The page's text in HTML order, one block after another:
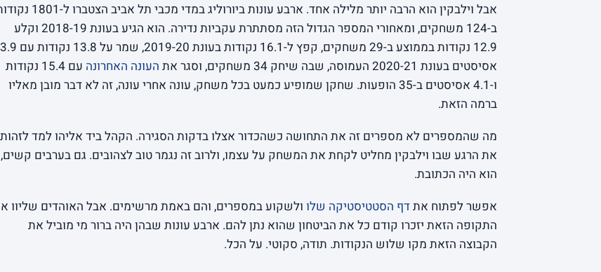
אבל וילבקין הוא הרבה יותר מלילה אחד. ארבע עונות ביורוליג במדי מכבי תל
ב-124 משחקים, ומאחורי המספר הגדול הזה מסתתרת עקביות נדירה. הוא הגיע בעונת 2018-19 וקלע
12.9 נקודות בממוצע ב-29 משחקים, קפץ ל-16.1 נקודות בעונת 2019-20, שמר על 13.8 נקודות עם 3.9
אסיסטים בעונת 2020-21 העמוסה, שבה שיחק 34 משחקים, וסגר את
העונה האחרונה
עם 15.4 נקודות
ו-4.1 אסיסטים ב-35 הופעות. שחקן שמופיע כמעט בכל משחק, עונה אחרי עונה, זה לא דבר מובן מאליו
ברמה הזאת.
מה שהמספרים לא מספרים זה את התחושה כשהכדור אצלו בדקות הסגירה. הקהל ביד אליהו למד לזהות
את הרגע שבו וילבקין מחליט לקחת את המשחק על עצמו, ולרוב זה נגמר טוב לצהובים. גם בערבים קשים,
הוא היה הכתובת.
אפשר לפתוח אתדף הסטטיסטיקה שלו ולשקוע במספרים, והם באמת מרשימים. אבל האוהדים שליוו
התקופה הזאת יזכרו קודם כל את הביטחון שהוא נתן להם. ארבע עונות שבהן היה ברור מי מוביל את
הקבוצה הזאת מקו שלוש הנקודות. תודה, סקוטי. על הכל.